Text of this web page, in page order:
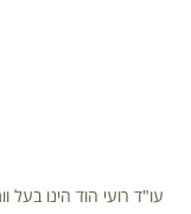
עו"ד רועי הוד הינו בעל